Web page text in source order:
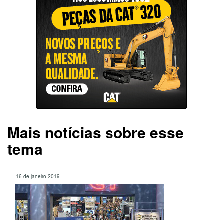
Mais notícias sobre esse
tema
16 de janeiro 2019